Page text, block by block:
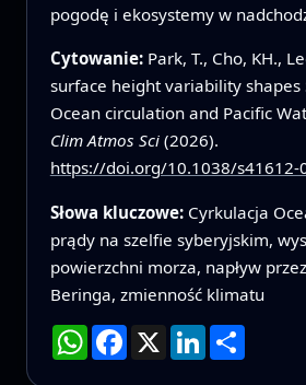
pogodę i ekosystemy w
Cytowanie: Park, T., Cho, KH.,
surface height variability shapes
Ocean circulation and Pacific
Clim Atmos Sci(2026).
https://doi.org/10.1038/s41612-
Słowa kluczowe: Cyrkulacja
prądy na szelfie syberyjskim,
powierzchni morza, napływ
Beringa, zmienność klimatu
WhatsApp
Facebook
X LinkedInPodziel
się